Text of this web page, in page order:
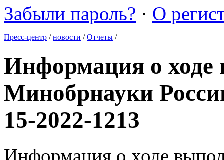
Забыли пароль? · О
Пресс-центр /новости /Отчеты /
Информация о ходе
Минобрнауки
15-2022-1213
Информация о ходе